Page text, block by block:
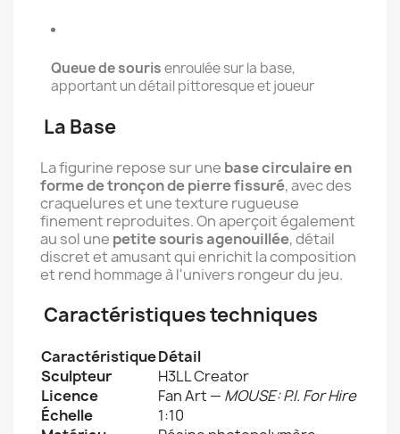
Queue de sourisenroulée sur la base,
apportant un détail pittoresque et joueur
La Base
La figurine repose sur une base circulaire en
forme de tronçon de pierre fissuré, avec des
craquelures et une texture rugueuse
finement reproduites. On aperçoit également
au sol une petite souris agenouillée, détail
discret et amusant qui enrichit la composition
et rend hommage à l'univers rongeur du jeu.
Caractéristiques techniques
CaractéristiqueDétail
Sculpteur
H3LL Creator
Licence
Fan Art — MOUSE: P.I. For Hire
Échelle
1:10